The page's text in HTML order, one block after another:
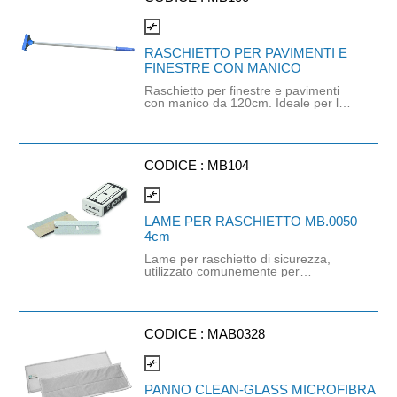
compare_arrows
RASCHIETTO PER PAVIMENTI E
FINESTRE CON MANICO
Raschietto per finestre e pavimenti
con manico da 120cm. Ideale per la
alluminio è leggero e maneggevole.
ostinato, incrostazioni o residui da
selezionare MB.0086.
CODICE : MB104
compare_arrows
LAME PER RASCHIETTO MB.0050
4cm
Lame per raschietto di sicurezza,
utilizzato comunemente per
come vetri e piani cottura. Lame da 4
CODICE : MAB0328
compare_arrows
PANNO CLEAN-GLASS MICROFIBRA